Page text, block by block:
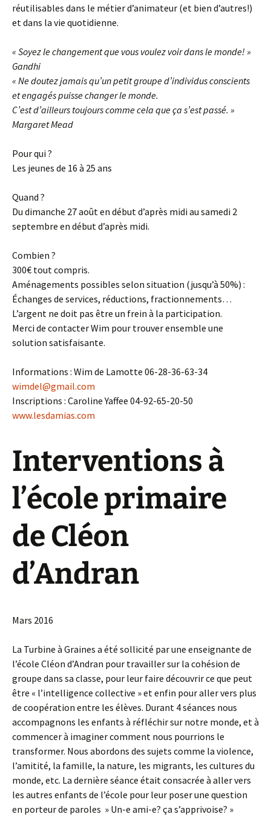
réutilisables dans le métier d’animateur (et bien d’autres!)
et dans la vie quotidienne.
« Soyez le changement que vous voulez voir dans le monde! »
Gandhi
« Ne doutez jamais qu’un petit groupe d’individus conscients
et engagés puisse changer le monde.
C’est d’ailleurs toujours comme cela que ça s’est passé. »
Margaret Mead
Pour qui ?
Les jeunes de 16 à 25 ans
Quand ?
Du dimanche 27 août en début d’après midi au samedi 2
septembre en début d’après midi.
Combien ?
300€ tout compris.
Aménagements possibles selon situation (jusqu’à 50%) :
Échanges de services, réductions, fractionnements…
L’argent ne doit pas être un frein à la participation.
Merci de contacter Wim pour trouver ensemble une
solution satisfaisante.
Informations : Wim de Lamotte 06-28-36-63-34
wimdel@gmail.com
Inscriptions : Caroline Yaffee 04-92-65-20-50
www.lesdamias.com
Interventions à
l’école primaire
de Cléon
d’Andran
Mars 2016
La Turbine à Graines a été sollicité par une enseignante de
l’école Cléon d’Andran pour travailler sur la cohésion de
groupe dans sa classe, pour leur faire découvrir ce que peut
être « l’intelligence collective » et enfin pour aller vers plus
de coopération entre les élèves. Durant 4 séances nous
accompagnons les enfants à réfléchir sur notre monde, et à
commencer à imaginer comment nous pourrions le
transformer. Nous abordons des sujets comme la violence,
l’amitité, la famille, la nature, les migrants, les cultures du
monde, etc. La dernière séance était consacrée à aller vers
les autres enfants de l’école pour leur poser une question
en porteur de paroles » Un-e ami-e? ça s’apprivoise? »